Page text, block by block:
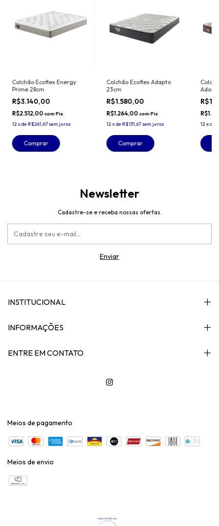
Colchão Ecoflex Energy
Prime 28cm
R$3.140,00
R$2.512,00 com Pix
12 xdeR$261,67sem juros
Comprar
Colchão Ecoflex Adapto
23cm
R$1.580,00
R$1.264,00 com Pix
12xdeR$131,67sem juros
Comprar
12xde
Newsletter
Cadastre-se e receba nossas ofertas.
INSTITUCIONAL
INFORMAÇÕES
ENTRE EM CONTATO
Meios de pagamento
Meios de envio